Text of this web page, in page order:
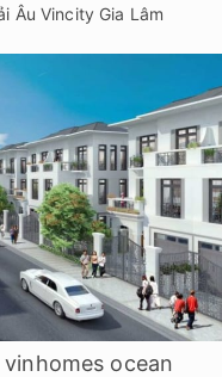
Âu Vincity Gia Lâm
ocean